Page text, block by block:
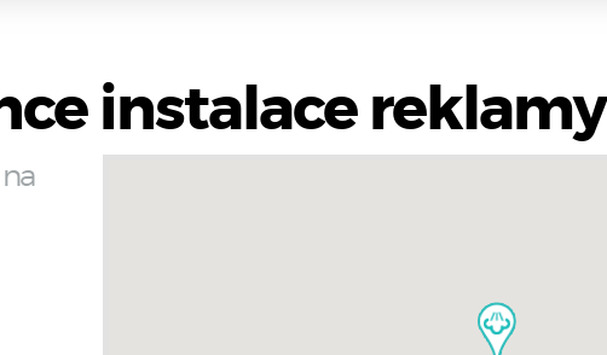
instalace reklamy